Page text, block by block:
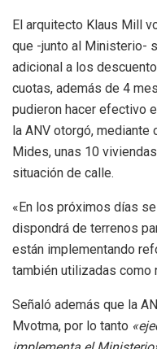
El arquitecto Klaus Mill
que -junto al Ministerio-
adicional a los
cuotas, además de 4
pudieron hacer efectivo
la ANV otorgó, mediante
Mides, unas 10
situación de calle.
«En los próximos días
dispondrá de terrenos
están implementando
también utilizadas como
Señaló además que la
Mvotma, por lo tanto